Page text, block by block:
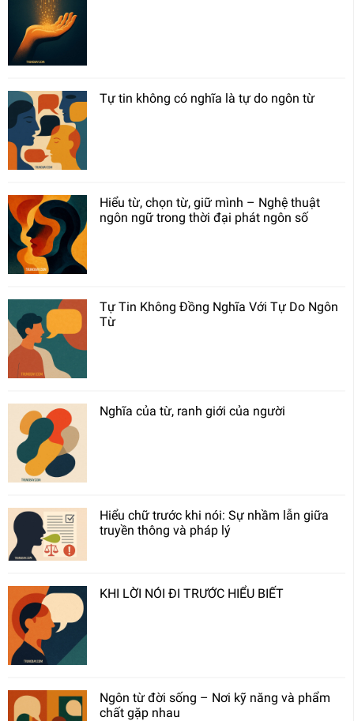
Tự tin không có nghĩa là tự do ngôn từ
Hiểu từ, chọn từ, giữ mình – Nghệ thuật
ngôn ngữ trong thời đại phát ngôn số
Tự Tin Không Đồng Nghĩa Với Tự Do Ngôn
Từ
Nghĩa của từ, ranh giới của người
Hiểu chữ trước khi nói: Sự nhầm lẫn giữa
truyền thông và pháp lý
KHI LỜI NÓI ĐI TRƯỚC HIỂU BIẾT
Ngôn từ đời sống – Nơi kỹ năng và phẩm
chất gặp nhau